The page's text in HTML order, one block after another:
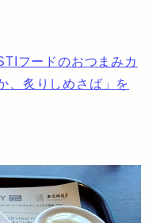
フードのおつまみカ
、炙りしめさば」を